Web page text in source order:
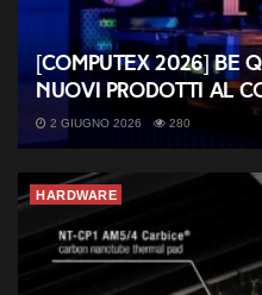
[COMPUTEX 2026]
nuovi prodotti al
2 GIUGNO 2026 280
HARDWARE